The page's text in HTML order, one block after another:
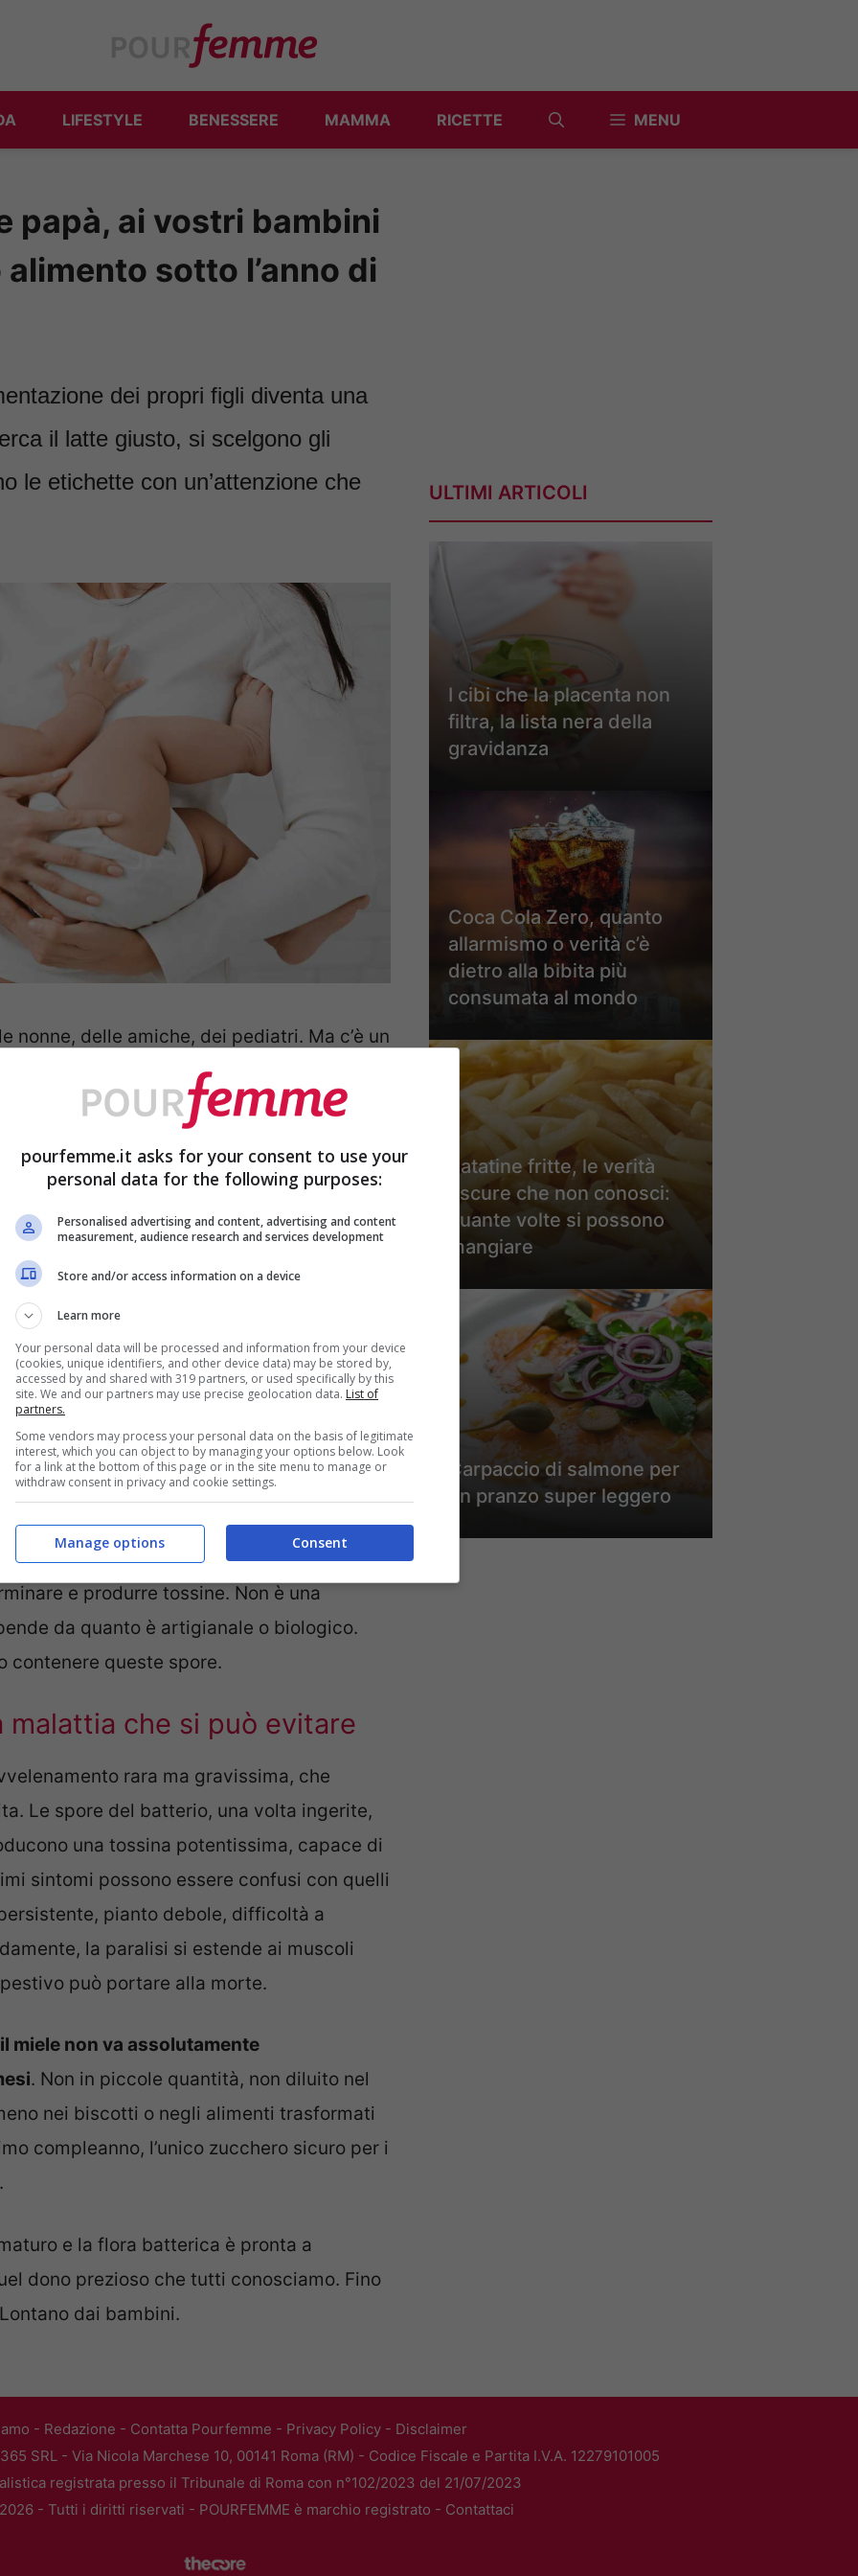
LIFESTYLE BENESSERE MAMMA RICETTE MENU
papà, ai vostri bambini
sotto l’anno di
dei propri figli diventa una
il latte giusto, si scelgono gli
le etichette con un’attenzione che
nonne, delle amiche, dei pediatri. Ma c’è un
con la migliore delle intenzioni,
di fare del bene, senza sapere che
esotico. È qualcosa che tutti abbiamo in
naturale, una medicina dolce. Ed è
diventa veleno
più apprezzati dall’uomo. Le sue proprietà
da millenni. Lo usiamo per la tosse,
naturale. Ma quello che per un adulto è
di età può diventare un pericolo
il miele può contenere spore del
che nell’intestino immaturo del
e produrre tossine. Non è una
da quanto è artigianale o biologico.
contenere queste spore.
che si può evitare
rara ma gravissima, che
Le spore del batterio, una volta ingerite,
una tossina potentissima, capace di
sintomi possono essere confusi con quelli
pianto debole, difficoltà a
la paralisi si estende ai muscoli
può portare alla morte.
il miele non va assolutamente
. Non in piccole quantità, non diluito nel
nei biscotti o negli alimenti trasformati
compleanno, l’unico zucchero sicuro per i
e la flora batterica è pronta a
dono prezioso che tutti conosciamo. Fino
dai bambini.
ULTIMI ARTICOLI
I cibi che la placenta non
filtra, la lista nera della
gravidanza
Coca Cola Zero, quanto
allarmismo o verità c’è
dietro alla bibita più
consumata al mondo
Patatine fritte, le verità
oscure che non conosci:
quante volte si possono
mangiare
Carpaccio di salmone per
un pranzo super leggero
- Redazione - Contatta Pourfemme - Privacy Policy- Disclaimer
SRL - Via Nicola Marchese 10, 00141 Roma (RM) - Codice Fiscale e Partita I.V.A. 12279101005
registrata presso il Tribunale di Roma con n°102/2023 del 21/07/2023
- Tutti i diritti riservati - POURFEMME è marchio registrato - Contattaci
pourfemme.it asks for your consent to use your
personal data for the following purposes:
Personalised advertising and content, advertising and content
measurement, audience research and services development
Store and/or access information on a device
Learn more
Your personal data will be processed and information from your device
(cookies, unique identifiers, and other device data) may be stored by,
accessed by and shared with 319 partners, or used specifically by this
site. We and our partners may use precise geolocation data. List of
partners.
Some vendors may process your personal data on the basis of legitimate
interest, which you can object to by managing your options below. Look
for a link at the bottom of this page or in the site menu to manage or
withdraw consent in privacy and cookie settings.
Consent
Manage options